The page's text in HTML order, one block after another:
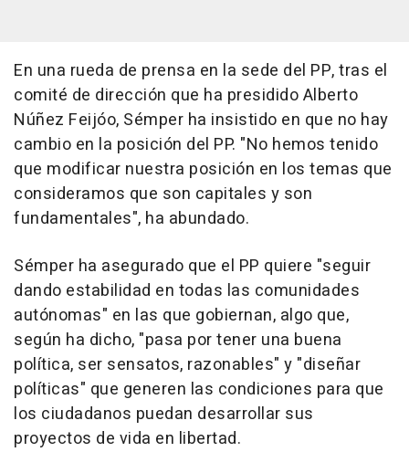
En una rueda de prensa en la sede del PP, tras el
comité de dirección que ha presidido Alberto
Núñez Feijóo, Sémper ha insistido en que no hay
cambio en la posición del PP. "No hemos tenido
que modificar nuestra posición en los temas que
consideramos que son capitales y son
fundamentales", ha abundado.
Sémper ha asegurado que el PP quiere "seguir
dando estabilidad en todas las comunidades
autónomas" en las que gobiernan, algo que,
según ha dicho, "pasa por tener una buena
política, ser sensatos, razonables" y "diseñar
políticas" que generen las condiciones para que
los ciudadanos puedan desarrollar sus
proyectos de vida en libertad.